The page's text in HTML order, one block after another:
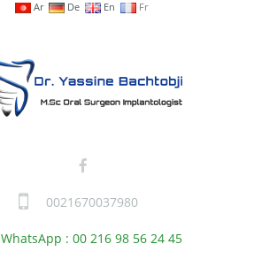
Ar De En Fr
0021670037980
WhatsApp : 00 216 98 56 24 45